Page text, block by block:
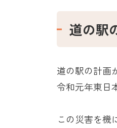
道の駅
道の駅の計画
令和元年東日
この災害を機